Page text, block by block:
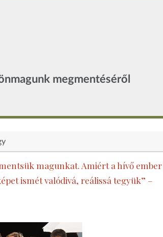
megmentéséről
magunkat. Amiért a hívő ember
ismét valódivá, reálissá tegyük” –